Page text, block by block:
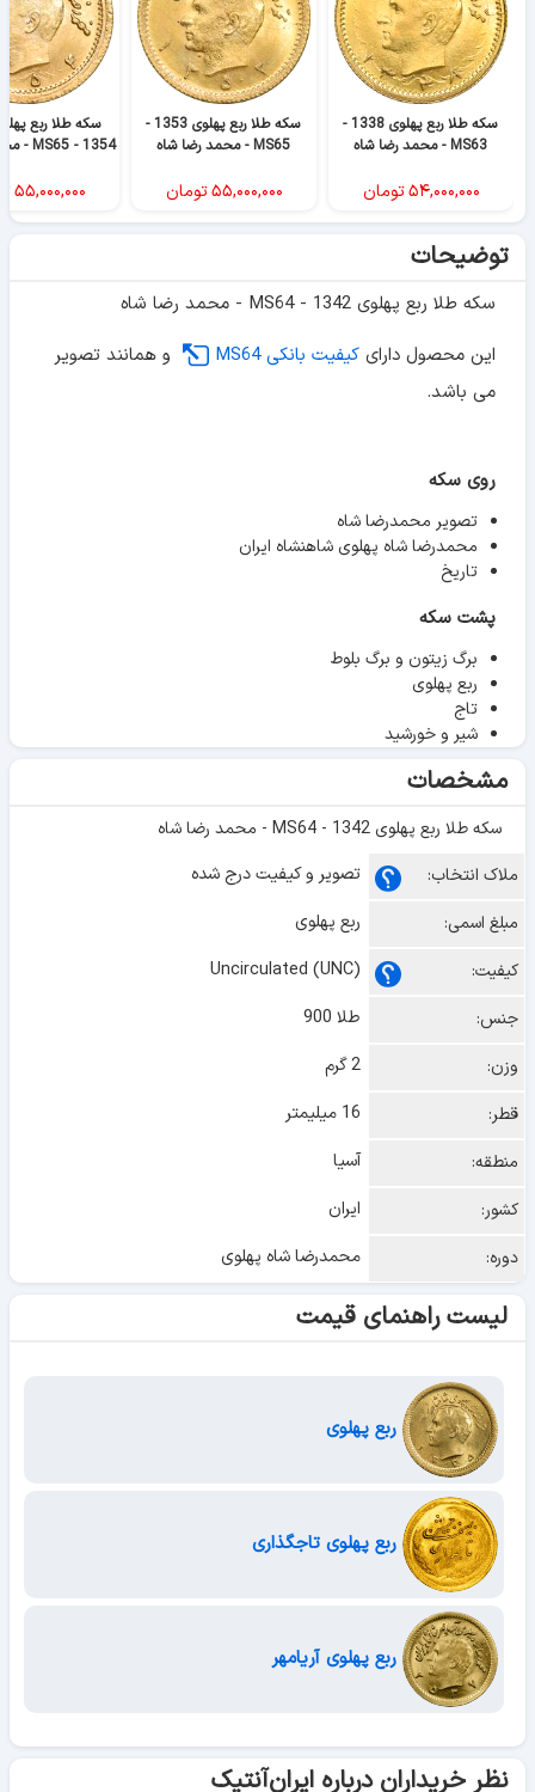
سکه طلا ربع پهلوی 1338 -
MS63 - محمد رضا شاه
۵۴,۰۰۰,۰۰۰تومان
سکه طلا ربع پهلوی 1353 -
MS65 - محمد رضا شاه
۵۵,۰۰۰,۰۰۰تومان
سکه طلا ربع
1354 - MS65 - محمد رضا شاه
۵۵,۰۰۰,۰۰۰
توضیحات
سکه طلا ربع پهلوی 1342 - MS64 - محمد رضا شاه
این محصول دارای کیفیت بانکی MS64
و همانند تصویر
می باشد.
روی سکه
تصویر محمدرضا شاه
محمدرضا شاه پهلوی شاهنشاه ایران
تاریخ
پشت سکه
برگ زیتون و برگ بلوط
ربع پهلوی
تاج
شیر و خورشید
مشخصات
سکه طلا ربع پهلوی 1342 - MS64 - محمد رضا شاه
ملاک انتخاب:
تصویر و کیفیت درج شده
مبلغ اسمی:
ربع پهلوی
کیفیت:
Uncirculated (UNC)
جنس:
طلا 900
وزن:
2 گرم
قطر:
16 میلیمتر
منطقه:
آسیا
کشور:
ایران
دوره:
محمدرضا شاه پهلوی
لیست راهنمای قیمت
ربع پهلوی
ربع پهلوی تاجگذاری
ربع پهلوی آریامهر
نظر خریداران درباره ایران‌آنتیک